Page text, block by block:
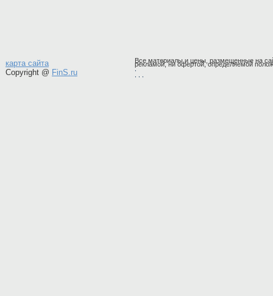
карта сайта
Copyright @ FinS.ru
Все материалы и цены, размещенные на
рекламой, ни офертой, определяемой
,